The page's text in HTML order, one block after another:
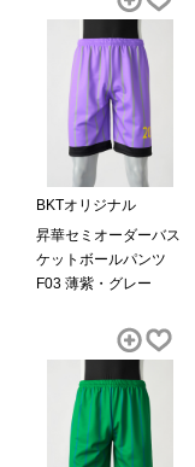
BKTオリジナル
昇華セミオーダーバス
ケットボールパンツ
F03 薄紫・グレー